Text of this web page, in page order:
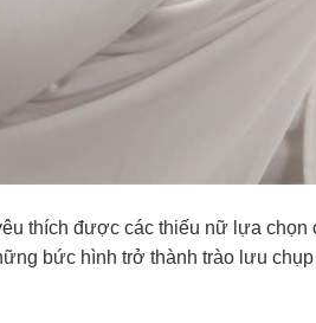
thích được các thiếu nữ lựa
bức hình trở thành trào lưu